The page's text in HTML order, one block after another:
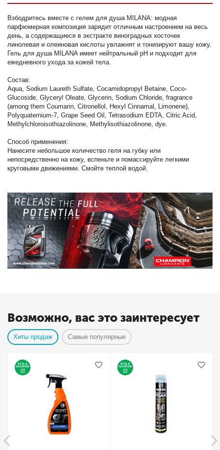
Взбодритесь вместе с гелем для душа MILANA: модная
парфюмерная композиция зарядит отличным настроением на весь
день, а содержащиеся в экстракте виноградных косточек
линолевая и олеиновая кислоты увлажнят и тонизируют вашу кожу.
Гель для душа MILANA имеет нейтральный pH и подходит для
ежедневного ухода за кожей тела.
Состав:
Aqua, Sodium Laureth Sulfate, Cocamidopropyl Betaine, Coco-
Glucoside, Glyceryl Oleate, Glycerin, Sodium Chloride, fragrance
(among them Coumarin, Citronellol, Hexyl Cinnamal, Limonene),
Polyquaternium-7, Grape Seed Oil, Tetrasodium EDTA, Citric Acid,
Methylchloroisothiazolinone, Methylisothiazolinone, dye.
Способ применения:
Нанесите небольшое количество геля на губку или
непосредственно на кожу, вспеньте и помассируйте легкими
круговыми движениями. Смойте теплой водой.
Возможно, вас это заинтересует
Хиты продаж Самые популярные